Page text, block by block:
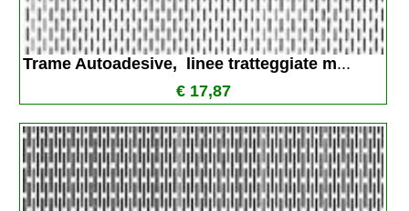
Trame Autoadesive,  linee tratteggiate m...
€ 17,87